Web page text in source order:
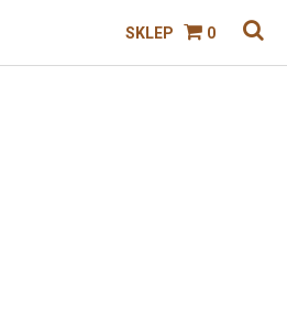
SKLEP 0